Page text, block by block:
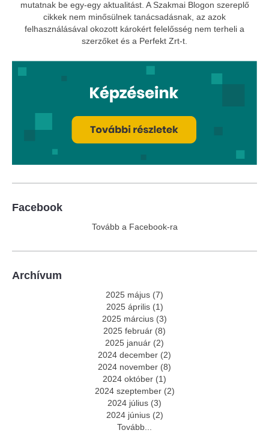
mutatnak be egy-egy aktualitást. A Szakmai Blogon szereplő
cikkek nem minősülnek tanácsadásnak, az azok
felhasználásával okozott károkért felelősség nem terheli a
szerzőket és a Perfekt Zrt-t.
Facebook
Tovább a Facebook-ra
Archívum
2025 május (7)
2025 április (1)
2025 március (3)
2025 február (8)
2025 január (2)
2024 december (2)
2024 november (8)
2024 október (1)
2024 szeptember (2)
2024 július (3)
2024 június (2)
Tovább